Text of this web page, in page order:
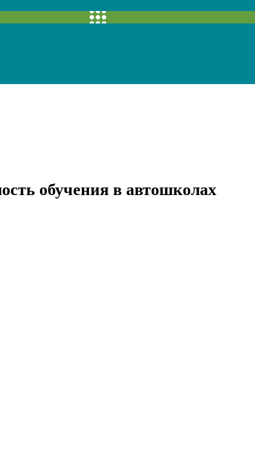
обучения в автошколах